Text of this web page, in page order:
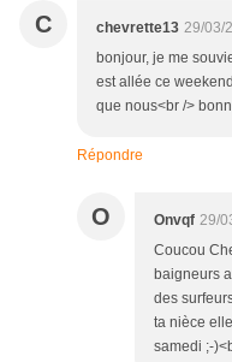
C chevrette13 29/03/
bonjour, je me
est allée ce
que nous<br />
Répondre
O Onvqf 29/
Coucou
baigneurs
des
ta nièce
samedi ;-